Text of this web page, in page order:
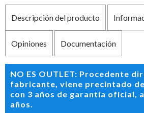
Descripción del producto
Opiniones Documentación
NO ES OUTLET: Procedente
fabricante, viene precintado
con 3 años de garantía oficial,
años.